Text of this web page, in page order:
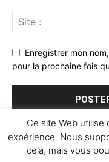
Enregistrer mon
pour la prochaine fois
Ce site Web utilise
expérience. Nous
cela, mais vous